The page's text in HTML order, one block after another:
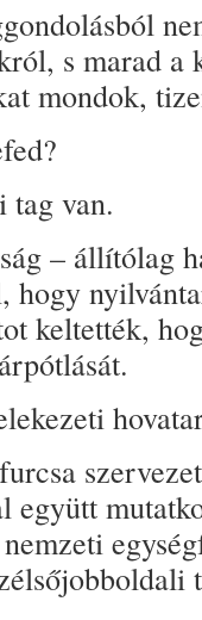
s marad a
mondok,
tag van.
– állítólag
hogy
keltették,
együtt